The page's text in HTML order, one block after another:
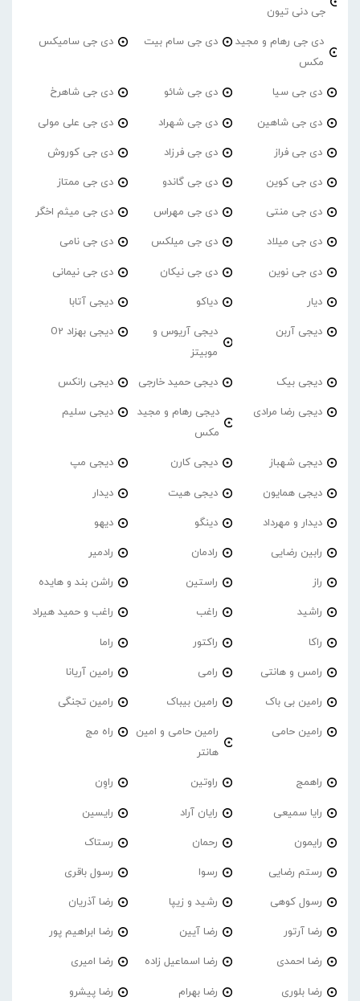
جی دنی تیون
دی جی رهام و مجید
مکس
دی جی سام بیت دی جی سامیکس
دی جی سیا دی جی شائو دی جی شاهرخ
دی جی شاهین دی جی شهراد دی جی علی مولی
دی جی فراز دی جی فرزاد دی جی کوروش
دی جی کوین دی جی گاندو دی جی ممتاز
دی جی منتی دی جی مهراس دی جی میثم اخگر
دی جی میلاد دی جی میلکس دی جی نامی
دی جی نوین دی جی نیکان دی جی نیمانی
دیار دیاکو دیجی آتابا
دیجی آربن
دیجی آریوس و
موبیتز
دیجی بهزاد O2
دیجی بیک دیجی حمید خارجی دیجی رانکس
دیجی رضا مرادی
دیجی رهام و مجید
مکس
دیجی سلیم
دیجی شهباز دیجی کارن دیجی مپ
دیجی همایون دیجی هیت دیدار
دیدار و مهرداد دینگو دیهو
رابین رضایی رادمان رادمیر
راز راستین راشن بند و هایده
راشید راغب راغب و حمید هیراد
راکا راکتور راما
رامس و هانتی رامی رامین آریانا
رامین بی باک رامین بیباک رامین تجنگی
رامین حامی
رامین حامی و امین
هانتر
راه مج
راهمج راوتین راوِن
رایا سمیعی رایان آراد رایسین
رایمون رحمان رستاک
رستم رضایی رسوا رسول باقری
رسول کوهی رشید و زیپا رضا آذریان
رضا آرتور رضا آیین رضا ابراهیم پور
رضا احمدی رضا اسماعیل زاده رضا امیری
رضا بلوری رضا بهرام رضا پیشرو